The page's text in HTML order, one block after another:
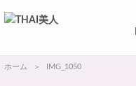
ホーム IMG_1050